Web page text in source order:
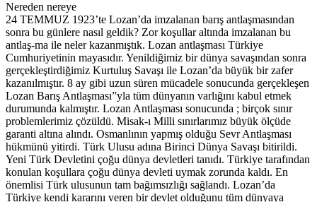
Nereden nereye
24 TEMMUZ 1923’te Lozan’da imzalanan barış antlaşmasından
sonra bu günlere nasıl geldik? Zor koşullar altında imzalanan bu
antlaş-ma ile neler kazanmıştık. Lozan antlaşması Türkiye
Cumhuriyetinin mayasıdır. Yenildiğimiz bir dünya savaşından sonra
gerçekleştirdiğimiz Kurtuluş Savaşı ile Lozan’da büyük bir zafer
kazanılmıştır. 8 ay gibi uzun süren mücadele sonucunda gerçekleşen
Lozan Barış Antlaşması”yla tüm dünyanın varlığını kabul etmek
durumunda kalmıştır. Lozan Antlaşması sonucunda ; birçok sınır
problemlerimiz çözüldü. Misak-ı Milli sınırlarımız büyük ölçüde
garanti altına alındı. Osmanlının yapmış olduğu Sevr Antlaşması
hükmünü yitirdi. Türk Ulusu adına Birinci Dünya Savaşı bitirildi.
Yeni Türk Devletini çoğu dünya devletleri tanıdı. Türkiye tarafından
konulan koşullara çoğu dünya devleti uymak zorunda kaldı. En
önemlisi Türk ulusunun tam bağımsızlığı sağlandı. Lozan’da
Türkiye kendi kararını veren bir devlet olduğunu tüm dünyaya